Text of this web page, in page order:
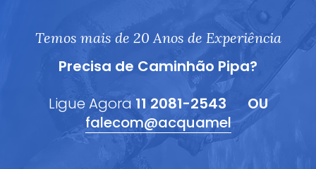
Temos mais de 20 Anos de Experiência
Precisa de Caminhão Pipa?
Ligue Agora 11 2081-2543
OU
falecom@acquamel